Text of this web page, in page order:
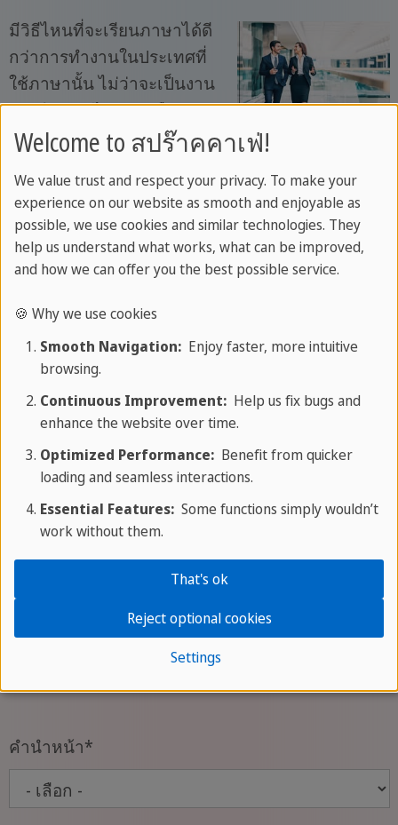
มีวิธีไหนที่จะเรียนภาษาได้ดี
กว่าการทำงานในประเทศที่
ใช้ภาษานั้น ไม่ว่าจะเป็นงาน
ประจำ การฝึกงาน หรือการ
ทำงานอาสาสมัคร การ
โอกาสให้คุณได้เรียนรู้วัฒนธรรมท้องถิ่นอย่างใกล้ชิด
พร้อมทั้งมีส่วนร่วมและสร้างประโยชน์ให้กับสังคม
ผ่านการทำงานและการปฏิสัมพันธ์กับคนในพื้นที่
Read more
Previous
หมวดหมู่
No categories available.
รับข้อมูลล่าสุดเกี่ยวกับการท่องเที่ยว
ภาษา และวัฒนธรรม
คำนำหน้า*
Welcome to สปร๊าคคาเฟ่!
We value trust and respect your privacy. To make your
experience on our website as smooth and enjoyable as
possible, we use cookies and similar technologies. They
help us understand what works, what can be improved,
and how we can offer you the best possible service.
🍪 Why we use cookies
Smooth Navigation:Enjoy faster, more intuitive
browsing.
Continuous Improvement:Help us fix bugs and
enhance the website over time.
Optimized Performance:Benefit from quicker
loading and seamless interactions.
Essential Features:Some functions simply wouldn’t
work without them.
Settings
Reject optional cookies
That's ok